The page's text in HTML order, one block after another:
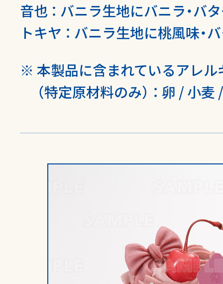
音也 ： バニラ生地にバニラ・バ
トキヤ ： バニラ生地に桃風味・
本製品に含まれているアレル
（特定原材料のみ） ： 卵 / 小麦